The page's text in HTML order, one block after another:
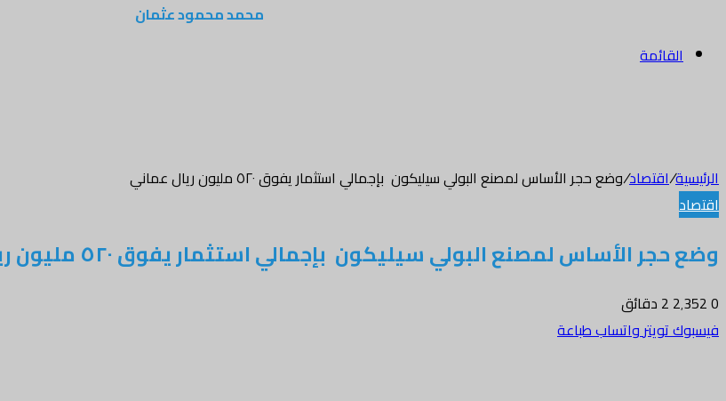
محمد محمود عثمان
القائمة
الرئيسية/اقتصاد/وضع حجر الأساس لمصنع البولي سيليكون بإجمالي استثمار يفوق ٥٢٠ مليون ريال عماني
اقتصاد
وضع حجر الأساس لمصنع البولي سيليكون بإجمالي استثمار يفوق ٥٢٠ مليون ريال عماني
0
2 دقائق
فيسبوكتويترواتسابطباعة